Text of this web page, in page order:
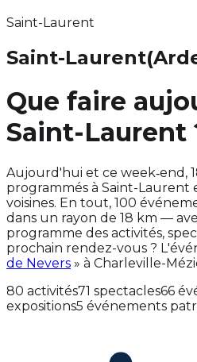
Saint-Laurent
Saint-Laurent
Que faire
Saint-Laurent
Aujourd'hui et ce week‑end,
programmés à Saint-Laurent
voisines. En tout, 100
dans un rayon de 18 km —
programme des activités,
prochain rendez-vous ?
de Nevers » à Charleville-
80 activités71 spectacles66
expositions5 événements